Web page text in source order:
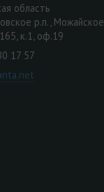
область
р.п., Можайское
к.1, оф.19
17 57